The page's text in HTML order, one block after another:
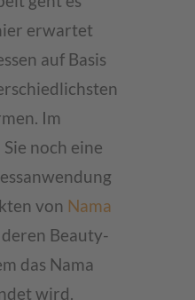
erwartet
auf Basis
Im
noch eine
von Nama
Beauty-
das Nama
wird.